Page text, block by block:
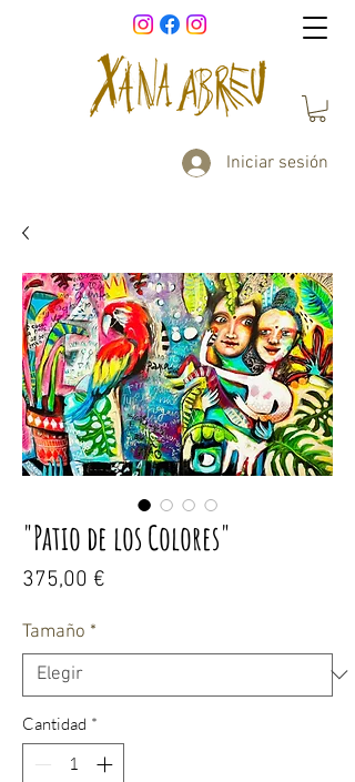
Iniciar sesión
"Patio de los Colores"
375,00 €
Tamaño *
Cantidad *